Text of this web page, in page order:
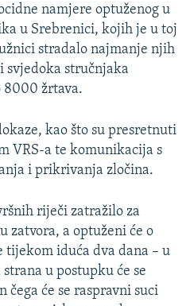
namjere optuženog u
u Srebrenici, kojih je u toj
stradalo najmanje njih
svjedoka stručnjaka
8000 žrtava.
kao što su presretnuti
VRS-a te komunikacija s
i prikrivanja zločina.
riječi zatražilo za
zatvora, a optuženi će o
tijekom iduća dva dana – u
u postupku će se
će se raspravni suci